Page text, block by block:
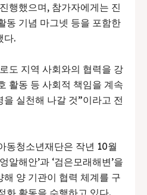
행했으며, 참가자에게는 진
동 기념 마그넷 등을 포함한
다.
도 지역 사회와의 협력을 강
활동 등 사회적 책임을 계속
실천해 나갈 것”이라고 전
동청소년재단은 작년 10월
알해안’과 ‘검은모래해변’을
양 기관이 협력 체계를 구
화 활동을 수행하고 있다.